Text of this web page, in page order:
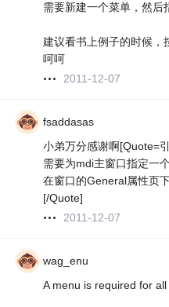
需要新建一个菜单，然后
建议看书上例子的时候，
呵呵
2011-12-07
fsaddasas
小弟万分感谢啊[Quote=
需要为mdi主窗口指定一
在窗口的General属性页
[/Quote]
2011-12-07
wag_enu
A menu is required for